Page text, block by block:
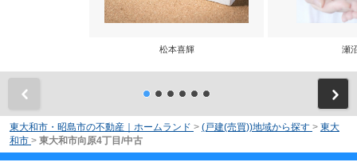
松本喜輝 瀬
東大和市・昭島市の不動産｜ホームランド > (戸建(売買))地域から探す > 東大
和市 > 東大和市向原4丁目/中古